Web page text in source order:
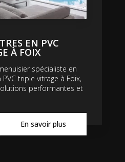
EN PVC
À FOIX
spécialiste en
triple vitrage à Foix,
performantes et
En savoir plus